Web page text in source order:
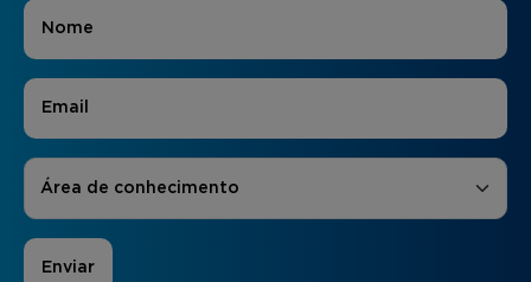
Nome
E-mail
Áreas de Interesse
Área de conhecimento